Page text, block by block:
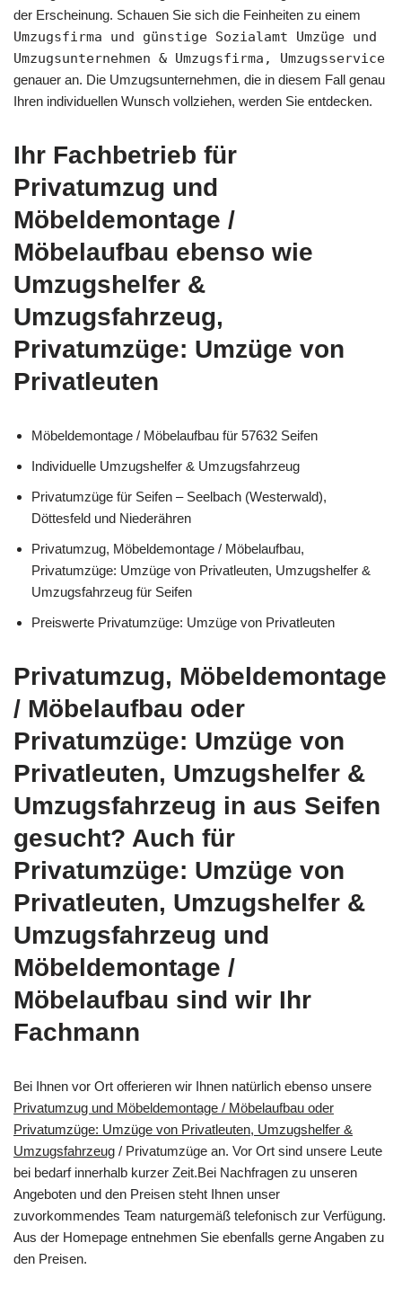
der Erscheinung. Schauen Sie sich die Feinheiten zu einem
Umzugsfirma und günstige Sozialamt Umzüge und
Umzugsunternehmen & Umzugsfirma, Umzugsservice
genauer an. Die Umzugsunternehmen, die in diesem Fall genau
Ihren individuellen Wunsch vollziehen, werden Sie entdecken.
Ihr Fachbetrieb für
Privatumzug und
Möbeldemontage /
Möbelaufbau ebenso wie
Umzugshelfer &
Umzugsfahrzeug,
Privatumzüge: Umzüge von
Privatleuten
Möbeldemontage / Möbelaufbau für 57632 Seifen
Individuelle Umzugshelfer & Umzugsfahrzeug
Privatumzüge für Seifen – Seelbach (Westerwald),
Döttesfeld und Niederähren
Privatumzug, Möbeldemontage / Möbelaufbau,
Privatumzüge: Umzüge von Privatleuten, Umzugshelfer &
Umzugsfahrzeug für Seifen
Preiswerte Privatumzüge: Umzüge von Privatleuten
Privatumzug, Möbeldemontage
/ Möbelaufbau oder
Privatumzüge: Umzüge von
Privatleuten, Umzugshelfer &
Umzugsfahrzeug in aus Seifen
gesucht? Auch für
Privatumzüge: Umzüge von
Privatleuten, Umzugshelfer &
Umzugsfahrzeug und
Möbeldemontage /
Möbelaufbau sind wir Ihr
Fachmann
Bei Ihnen vor Ort offerieren wir Ihnen natürlich ebenso unsere
Privatumzug und Möbeldemontage / Möbelaufbau oder
Privatumzüge: Umzüge von Privatleuten, Umzugshelfer &
Umzugsfahrzeug / Privatumzüge an. Vor Ort sind unsere Leute
bei bedarf innerhalb kurzer Zeit.Bei Nachfragen zu unseren
Angeboten und den Preisen steht Ihnen unser
zuvorkommendes Team naturgemäß telefonisch zur Verfügung.
Aus der Homepage entnehmen Sie ebenfalls gerne Angaben zu
den Preisen.